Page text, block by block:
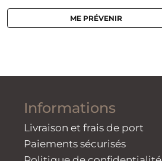
ME PRÉVENIR
Informations
Livraison et frais de port
Paiements sécurisés